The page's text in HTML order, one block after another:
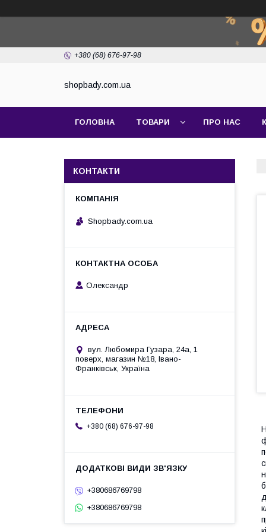
+380 (68) 676-97-98
shopbady.com.ua
ГОЛОВНА ТОВАРИ ПРО НАС
КОНТАКТИ
Shopbady.com.ua
Олександр
вул. Любомира Гузара, 24а, 1
поверх, магазин №18, Івано-
Франківськ, Україна
+380 (68) 676-97-98
+380686769798
+380686769798